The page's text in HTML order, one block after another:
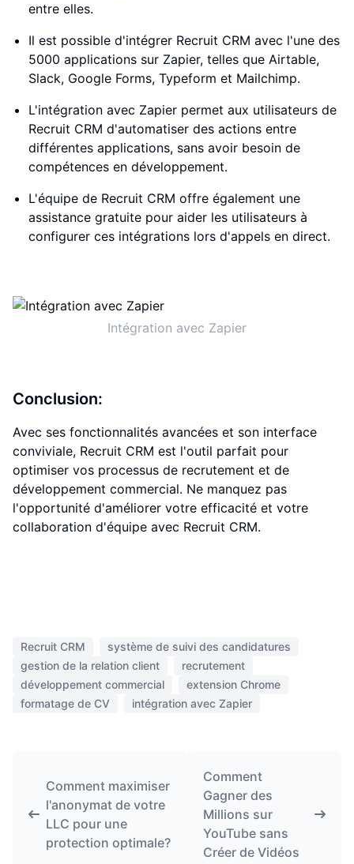
entre elles.
Il est possible d'intégrer Recruit CRM avec l'une des
5000 applications sur Zapier, telles que Airtable,
Slack, Google Forms, Typeform et Mailchimp.
L'intégration avec Zapier permet aux utilisateurs de
Recruit CRM d'automatiser des actions entre
différentes applications, sans avoir besoin de
compétences en développement.
L'équipe de Recruit CRM offre également une
assistance gratuite pour aider les utilisateurs à
configurer ces intégrations lors d'appels en direct.
Intégration avec Zapier
Conclusion:
Avec ses fonctionnalités avancées et son interface
conviviale, Recruit CRM est l'outil parfait pour
optimiser vos processus de recrutement et de
développement commercial. Ne manquez pas
l'opportunité d'améliorer votre efficacité et votre
collaboration d'équipe avec Recruit CRM.
Recruit CRM
système de suivi des candidatures
gestion de la relation client
recrutement
développement commercial
extension Chrome
formatage de CV
intégration avec Zapier
Comment maximiser
l'anonymat de votre
LLC pour une
protection optimale?
Comment
Gagner des
Millions sur
YouTube sans
Créer de Vidéos